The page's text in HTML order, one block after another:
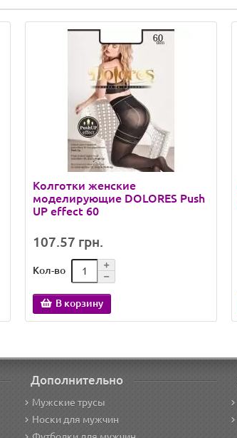
Колготки женские
моделирующие DOLORES Push
UP effect 60
107.57 грн.
Кол-во
В корзину
Дополнительно
Мужские трусы
Носки для мужчин